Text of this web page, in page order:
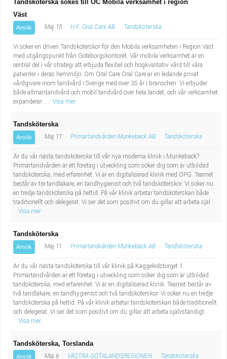
Tandsköterska sökes till OC Mobila verksamhet i region
Väst
Ansök Maj 15 H.F. Oral Care AB Tandsköterska
Vi söker en driven Tandsköterskor för den Mobila verksamheten i Region Väst
med utgångspunkt från Göteborgskontoret. Vår mobila verksamhet är en
central del i vår strategi att erbjuda flexibel och högkvalitativ vård till våra
patienter i deras hemmiljö. Om Oral Care Oral Care är en ledande privat
vårdgivare inom tandvård i Sverige med över 35 år i branschen. Vi erbjuder
både allmäntandvård och mobil tandvård över hela landet, och vår verksamhet
expanderar...
Visa mer
Tandsköterska
Ansök Maj 11 Primärtandvården Munkebäck AB Tandsköterska
Är du vår nästa tandsköterska till vår nya moderna klinik i Munkebäck?
Primärtandvården är ett företag i utveckling som söker dig som är utbildad
tandsköterska, med erfarenhet. Vi är en digitaliserad klinik med OPG. Teamet
består av tre tandläkare, en tandhygienist och två tandsköterskor. Vi söker nu
en tredje tandsköterska på heltid. På vår klinik arbetar tandsköterskan både
traditionellt och delegerat. Vi ser det som positivt om du gillar att arbeta själ...
Visa mer
Tandsköterska
Ansök Maj 11 Primärtandvården Munkebäck AB Tandsköterska
Är du vår nästa tandsköterska till vår klinik på Kaggeledstorget 1.
Primärtandvården är ett företag i utveckling som söker dig som är utbildad
tandsköterska, med erfarenhet. Vi är en digitaliserad klinik. Teamet består av
två tandläkare, en tandhygienist och två tandsköterskor. Vi söker nu en tredje
tandsköterska på heltid. På vår klinik arbetar tandsköterskan både traditionellt
och delegerat. Vi ser det som positivt om du gillar att arbeta självständigt ...
Visa mer
Tandsköterska, Torslanda
Ansök Maj 6 VÄSTRA GÖTALANDSREGIONEN Tandsköterska